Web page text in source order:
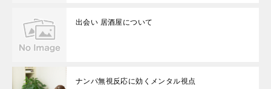
出会い 居酒屋について
ナンパ無視反応に効くメンタル視点